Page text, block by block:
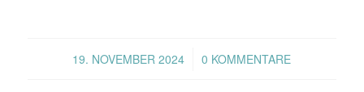
19. NOVEMBER 2024
/ 0 KOMMENTARE